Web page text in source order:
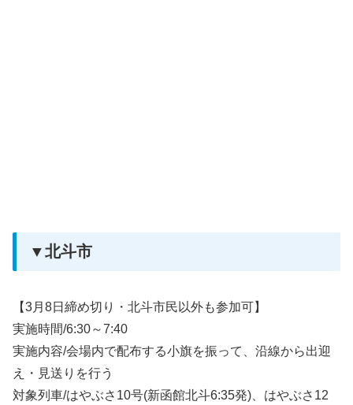
▼北斗市
【3月8日締め切り・北斗市民以外も参加可】
実施時間/6:30～7:40
実施内容/会場内で配布する小旗を振って、沿線から出迎
え・見送りを行う
対象列車/はやぶさ10号(新函館北斗6:35発)、はやぶさ12